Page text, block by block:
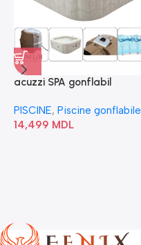
acuzzi SPA gonflabil
Bubble” 28446
PISCINE, Piscine gonflabile
14,499 MDL